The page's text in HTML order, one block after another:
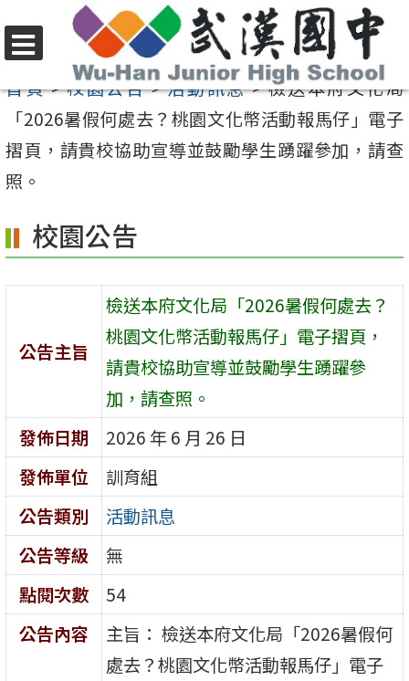
至
內
容
選
單
首頁>校園公告>活動訊息>檢送本府文化局
「2026暑假何處去？桃園文化幣活動報馬仔」電子
摺頁，請貴校協助宣導並鼓勵學生踴躍參加，請查
照。
校園公告
公告主旨
檢送本府文化局「2026暑假何處去？
桃園文化幣活動報馬仔」電子摺頁，
請貴校協助宣導並鼓勵學生踴躍參
加，請查照。
發佈日期
2026 年 6 月 26 日
發佈單位
訓育組
公告類別
活動訊息
公告等級
無
點閱次數
54
公告內容
主旨： 檢送本府文化局「2026暑假何
處去？桃園文化幣活動報馬仔」電子